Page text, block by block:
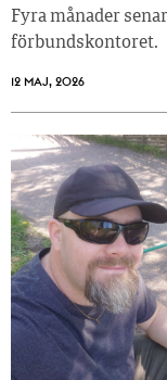
Fyra månader
förbundskontoret.
12 MAJ, 2026